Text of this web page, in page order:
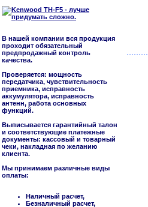
В нашей компании вся продукция
проходит обязательный
предпродажный контроль
качества.
Проверяется: мощность
передатчика, чувствительность
приемника, исправность
аккумулятора, исправность
антенн, работа основных
функций.
Выписывается гарантийный талон
и соответствующие платежные
документы: кассовый и товарный
чеки, накладная по желанию
клиента.
Мы принимаем различные виды
оплаты:
Наличный расчет,
Безналичный расчет,